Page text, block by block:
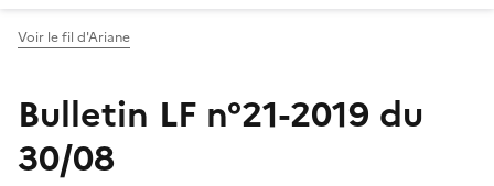
Voir le fil d'Ariane
Bulletin LF n°21-2019 du
30/08